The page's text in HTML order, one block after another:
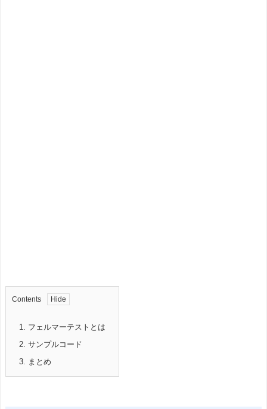
Contents
1. フェルマーテストとは
2. サンプルコード
3. まとめ